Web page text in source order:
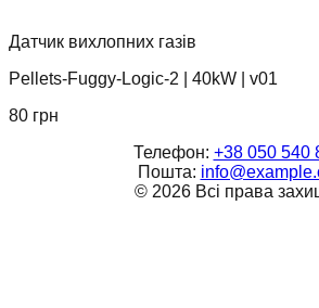
Датчик вихлопних газів
Pellets-Fuggy-Logic-2
40kW
v01
80 грн
Телефон: +38 050 540
Пошта:
© 2026 Всі права